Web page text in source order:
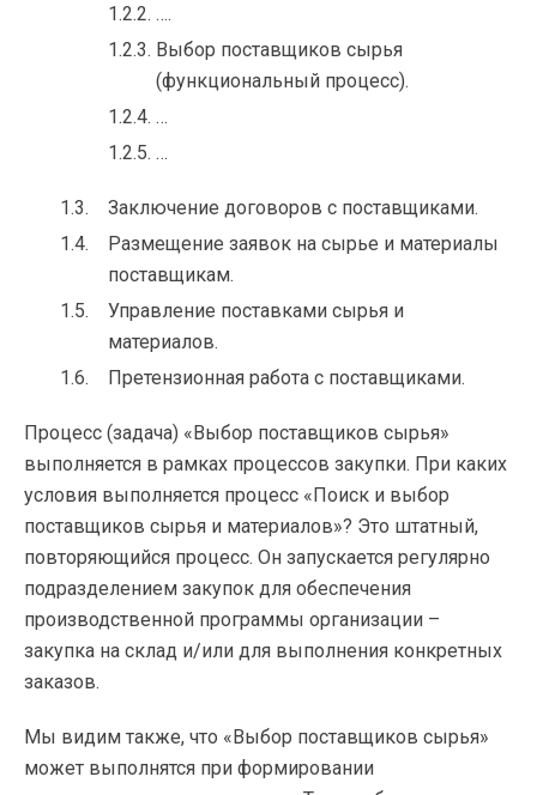
….
Выбор поставщиков сырья
(функциональный процесс).
…
…
Заключение договоров с поставщиками.
Размещение заявок на сырье и материалы
поставщикам.
Управление поставками сырья и
материалов.
Претензионная работа с поставщиками.
Процесс (задача) «Выбор поставщиков сырья»
выполняется в рамках процессов закупки. При каких
условия выполняется процесс «Поиск и выбор
поставщиков сырья и материалов»? Это штатный,
повторяющийся процесс. Он запускается регулярно
подразделением закупок для обеспечения
производственной программы организации –
закупка на склад и/или для выполнения конкретных
заказов.
Мы видим также, что «Выбор поставщиков сырья»
может выполнятся при формировании